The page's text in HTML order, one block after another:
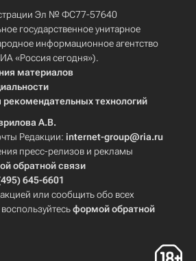
Эл № ФС77-57640
государственное унитарное
информационное агентство
«Россия сегодня»).
материалов
технологий
А.В.
Редакции: internet-group@ria.ru
пресс-релизов и рекламы
обратной связи
645-6601
или сообщить обо всех
формой обратной